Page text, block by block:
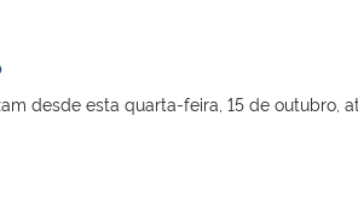
desde esta quarta-feira, 15 de outubro,